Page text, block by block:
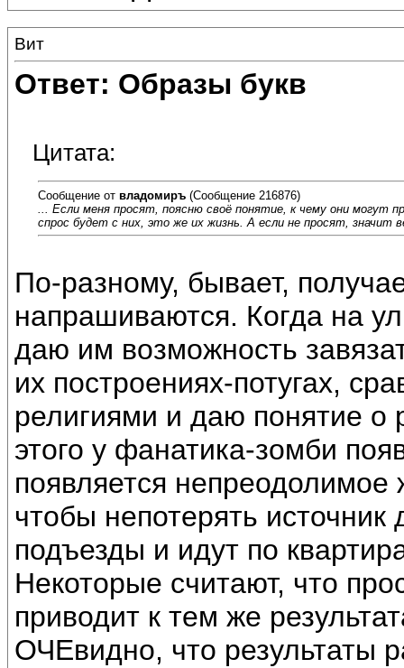
Вит
Ответ: Образы букв
Цитата:
Сообщение от владомиръ (Сообщение 216876)
... Если меня просят, поясню своё понятие, к чему они
спрос будет с них, это же их жизнь. А если не просят,
По-разному, бывает,
напрашиваются. Когда на
даю им возможность
их построениях-потугах,
религиями и даю понятие
этого у фанатика-зомби
появляется
чтобы непотерять
подъезды и идут по
Некоторые считают, что
приводит к тем же
ОЧЕвидно, что результаты